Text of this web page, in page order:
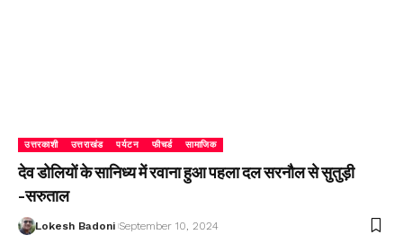
उत्तरकाशी उत्तराखंड पर्यटन फीचर्ड सामाजिक
देव डोलियों के सानिध्य में रवाना हुआ पहला दल सरनौल से सुतुड़ी
-सरुताल
Lokesh Badoni September 10, 2024